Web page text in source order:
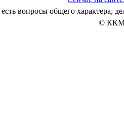
вопросы общего характера,
© ККМ